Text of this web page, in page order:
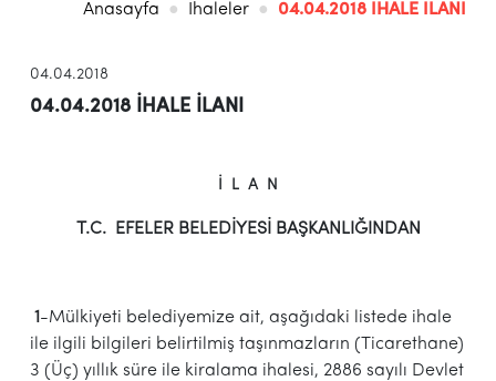
Anasayfa İhaleler 04.04.2018 İHALE İLANI
04.04.2018
04.04.2018 İHALE İLANI
İ L A N
T.C. EFELER BELEDİYESİ BAŞKANLIĞINDAN
1-Mülkiyeti belediyemize ait, aşağıdaki listede ihale
ile ilgili bilgileri belirtilmiş taşınmazların (Ticarethane)
3 (Üç) yıllık süre ile kiralama ihalesi, 2886 sayılı Devlet